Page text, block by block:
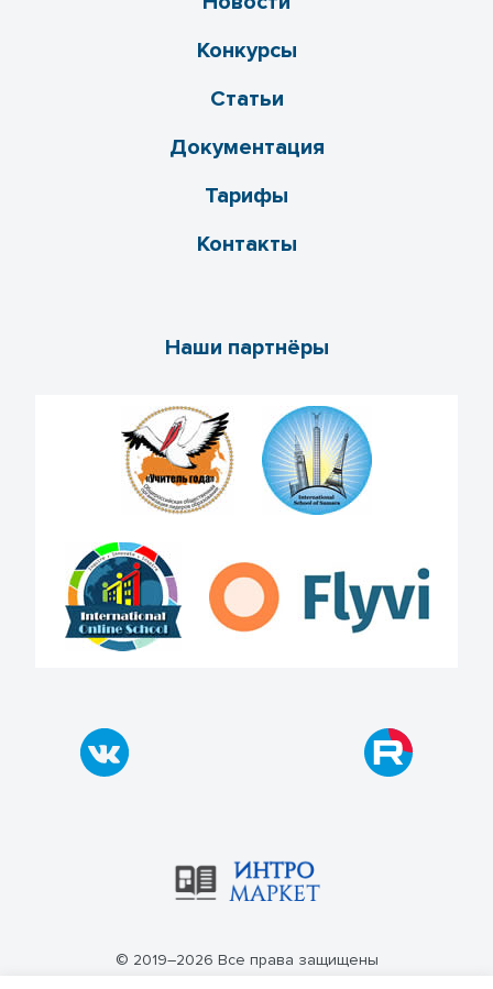
Конкурсы
Статьи
Документация
Тарифы
Контакты
Наши партнёры
© 2019–2026 Все права защищены